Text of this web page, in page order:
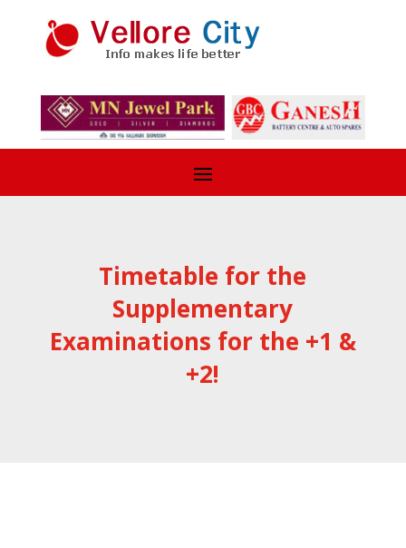
Timetable for the
Supplementary
Examinations for the +1 &
+2!